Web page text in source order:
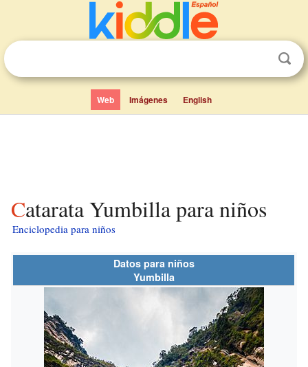
Web Imágenes English
Catarata Yumbilla para niños
Enciclopedia para niños
Datos para niños
Yumbilla